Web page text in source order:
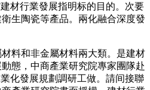
材行業發展指明标的目的。次要
生陶瓷等產品。兩化融合深度發
和非金屬材料兩大類。是建材
態，中商產業研究院專家團隊赴
化發展規劃調研工做。請间接聯